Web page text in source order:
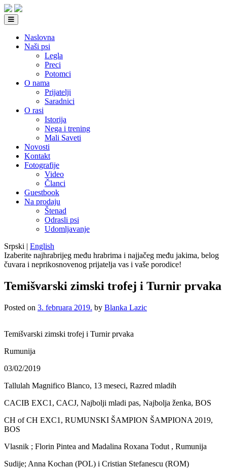
Naslovna
Naši psi
Legla
Preci
Potomci
O nama
Prijatelji
Saradnici
O rasi
Istorija
Nega i trening
Mali Saveti
Novosti
Kontakt
Fotografije
Video
Članci
Guestbook
Na prodaju
Štenad
Odrasli psi
Udomljavanje
Srpski | English
Izaberite najhrabrijeg među hrabrima i najjačeg među jakima, belog
čuvara i neprikosnovenog prijatelja vas i vaše porodice!
Temišvarski zimski trofej i Turnir prvaka
Posted on 3. februara 2019. by Blanka Lazic
Temišvarski zimski trofej i Turnir prvaka
Rumunija
03/02/2019
Tallulah Magnifico Blanco, 13 meseci, Razred mladih
CACIB EXC1, CACJ, Najbolji mladi pas, Najbolja ženka, BOS
CH of CH EXC1, RUMUNSKI ŠAMPION ŠAMPIONA 2019,
BOS
Vlasnik ; Florin Pintea and Madalina Roxana Todut , Rumunija
Sudije; Anna Kochan (POL) i Cristian Stefanescu (ROM)